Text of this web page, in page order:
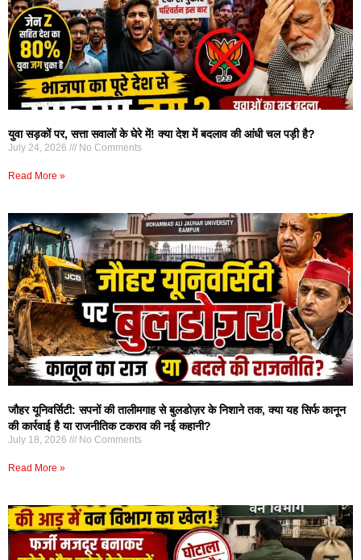
युवा सड़कों पर, सत्ता सवालों के घेरे में! क्या देश में बदलाव की आंधी चल पड़ी है?
July 24, 2026 No Comments
Read More »
जौहर यूनिवर्सिटी: सपनों की तालीमगाह से बुलडोज़र के निशाने तक, क्या यह सिर्फ कानून
की कार्रवाई है या राजनीतिक टकराव की नई कहानी?
July 18, 2026 No Comments
Read More »